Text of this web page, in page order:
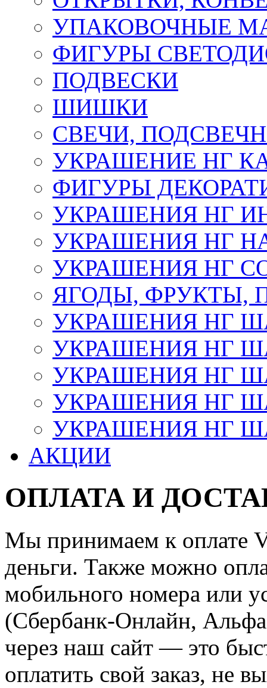
УПАКОВОЧНЫЕ
ФИГУРЫ
ПОДВЕСКИ
ШИШКИ
СВЕЧИ,
УКРАШЕНИЕ НГ
ФИГУРЫ
УКРАШЕНИЯ НГ
УКРАШЕНИЯ НГ
УКРАШЕНИЯ НГ
ЯГОДЫ, ФРУКТЫ,
УКРАШЕНИЯ НГ
УКРАШЕНИЯ НГ
УКРАШЕНИЯ НГ
УКРАШЕНИЯ НГ
УКРАШЕНИЯ НГ
АКЦИИ
ОПЛАТА И
Мы принимаем к оплате
деньги. Также можно
мобильного номера или
(Сбербанк-Онлайн,
через наш сайт — это
оплатить свой заказ, не